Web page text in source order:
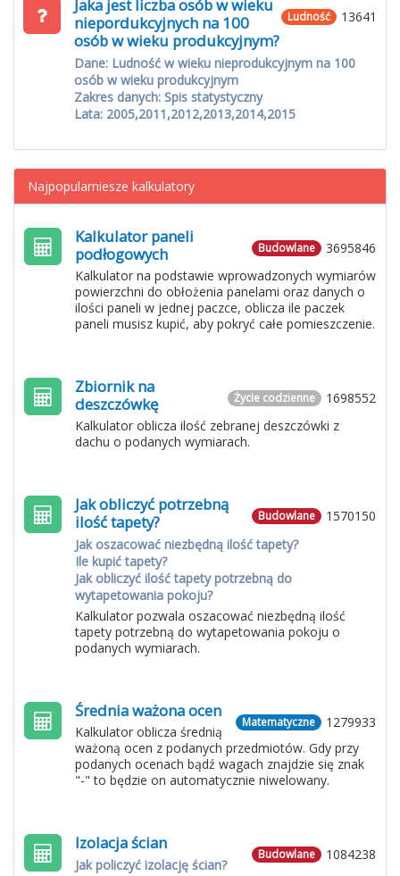
13641
Ludność
Jaka jest liczba osób w wieku
niepordukcyjnych na 100
osób w wieku produkcyjnym?
Dane: Ludność w wieku nieprodukcyjnym na 100
osób w wieku produkcyjnym
Zakres danych: Spis statystyczny
Lata: 2005,2011,2012,2013,2014,2015
Najpopularniesze kalkulatory
3695846
Budowlane
Kalkulator paneli
podłogowych
Kalkulator na podstawie wprowadzonych wymiarów
powierzchni do obłożenia panelami oraz danych o
ilości paneli w jednej paczce, oblicza ile paczek
paneli musisz kupić, aby pokryć całe pomieszczenie.
1698552
Życie codzienne
Zbiornik na
deszczówkę
Kalkulator oblicza ilość zebranej deszczówki z
dachu o podanych wymiarach.
1570150
Budowlane
Jak obliczyć potrzebną
ilość tapety?
Jak oszacować niezbędną ilość tapety?
Ile kupić tapety?
Jak obliczyć ilość tapety potrzebną do
wytapetowania pokoju?
Kalkulator pozwala oszacować niezbędną ilość
tapety potrzebną do wytapetowania pokoju o
podanych wymiarach.
1279933
Matematyczne
Średnia ważona ocen
Kalkulator oblicza średnią
ważoną ocen z podanych przedmiotów. Gdy przy
podanych ocenach bądź wagach znajdzie się znak
"-" to będzie on automatycznie niwelowany.
1084238
Budowlane
Izolacja ścian
Jak policzyć izolację ścian?